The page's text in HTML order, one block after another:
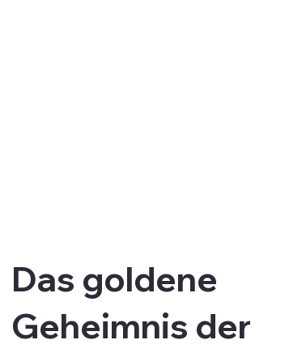
Das goldene
Geheimnis der